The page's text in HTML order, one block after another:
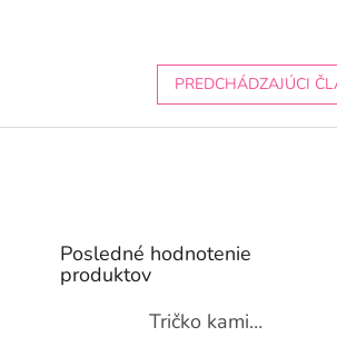
PREDCHÁDZAJÚCI
Posledné hodnotenie
produktov
Tričko kamióny pre chlapcov - novinka (98-134)